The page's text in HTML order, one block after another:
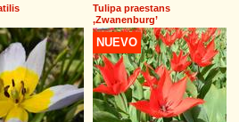
Tulipa praestans
,Zwanenburg’
NUEVO